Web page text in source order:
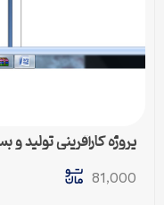
پروژه کارآفرینی تولید
81,000